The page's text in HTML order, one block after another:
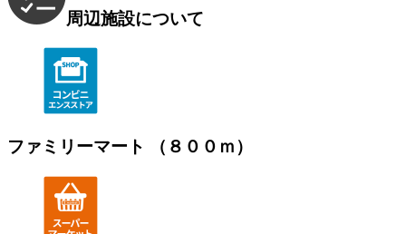
周辺施設について
ファミリーマート （８００ｍ）